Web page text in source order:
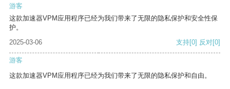
游客
这款加速器VPM应用程序已经为我们带来了无限的隐私保护和安全性保
护。
2025-03-06
支持[0] 反对[0]
游客
这款加速器VPM应用程序已经为我们带来了无限的隐私保护和自由。